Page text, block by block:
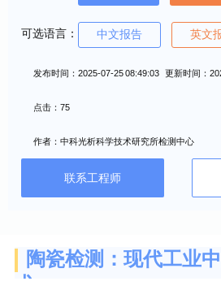
可选语言： 中文报告 英文
发布时间：2025-07-25 08:49:03 更新时间：
点击：75
作者：中科光析科学技术研究所检测中心
联系工程师
陶瓷检测：现代工业
术